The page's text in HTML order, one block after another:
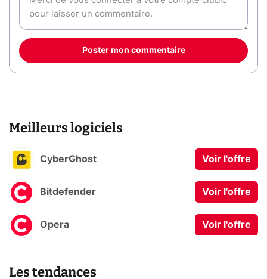
Poster mon commentaire
Meilleurs logiciels
CyberGhost Voir l'offre
Bitdefender Voir l'offre
Opera Voir l'offre
Les tendances